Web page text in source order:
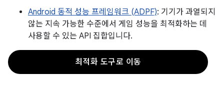
Android 동적 성능 프레임워크 (ADPF): 기기가 과열되지
않는 지속 가능한 수준에서 게임 성능을 최적화하는 데
사용할 수 있는 API 집합입니다.
최적화 도구로 이동